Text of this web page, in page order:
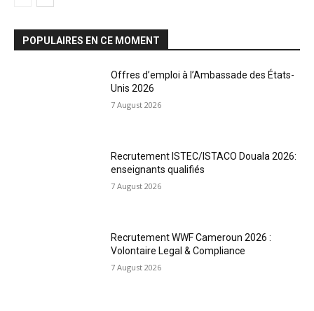
POPULAIRES EN CE MOMENT
Offres d’emploi à l’Ambassade des États-
Unis 2026
7 August 2026
Recrutement ISTEC/ISTACO Douala 2026:
enseignants qualifiés
7 August 2026
Recrutement WWF Cameroun 2026 :
Volontaire Legal & Compliance
7 August 2026